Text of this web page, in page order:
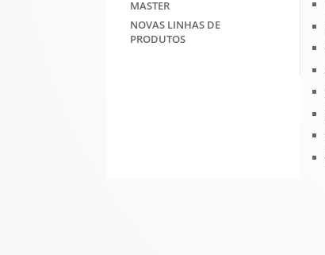
MASTER
NOVAS LINHAS DE
PRODUTOS